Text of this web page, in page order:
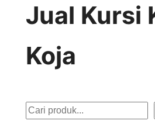
Jual Kursi
Koja
S